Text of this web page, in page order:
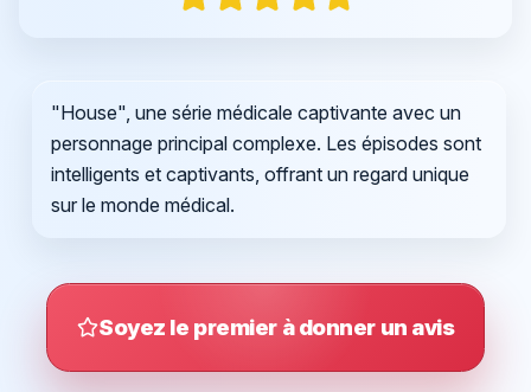
"House", une série médicale captivante avec un
personnage principal complexe. Les épisodes sont
intelligents et captivants, offrant un regard unique
sur le monde médical.
Soyez le premier à donner un avis